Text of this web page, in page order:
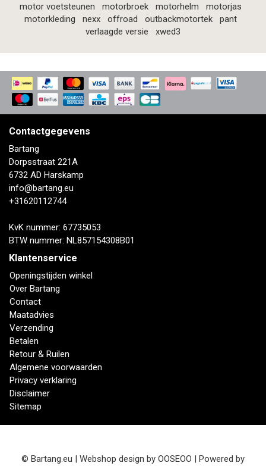
motor voetsteunen
motorbroek motorhelm
motorjas
motorkleding
nexx offroad outbackmotortek
pant
verlaagde versie
xwed3
Contactgegevens
Bartang
Dorpsstraat 221A
6732 AD Harskamp
info@bartang.eu
+31620112744
KvK nummer: 67735053
BTW nummer: NL857154308B01
Klantenservice
Openingstijden winkel
Over Bartang
Contact
Maatadvies
Verzending
Betalen
Retour & Ruilen
Algemene voorwaarden
Privacy verklaring
Disclaimer
Sitemap
© Bartang.eu | Webshop design by OOSEOO | Powered by